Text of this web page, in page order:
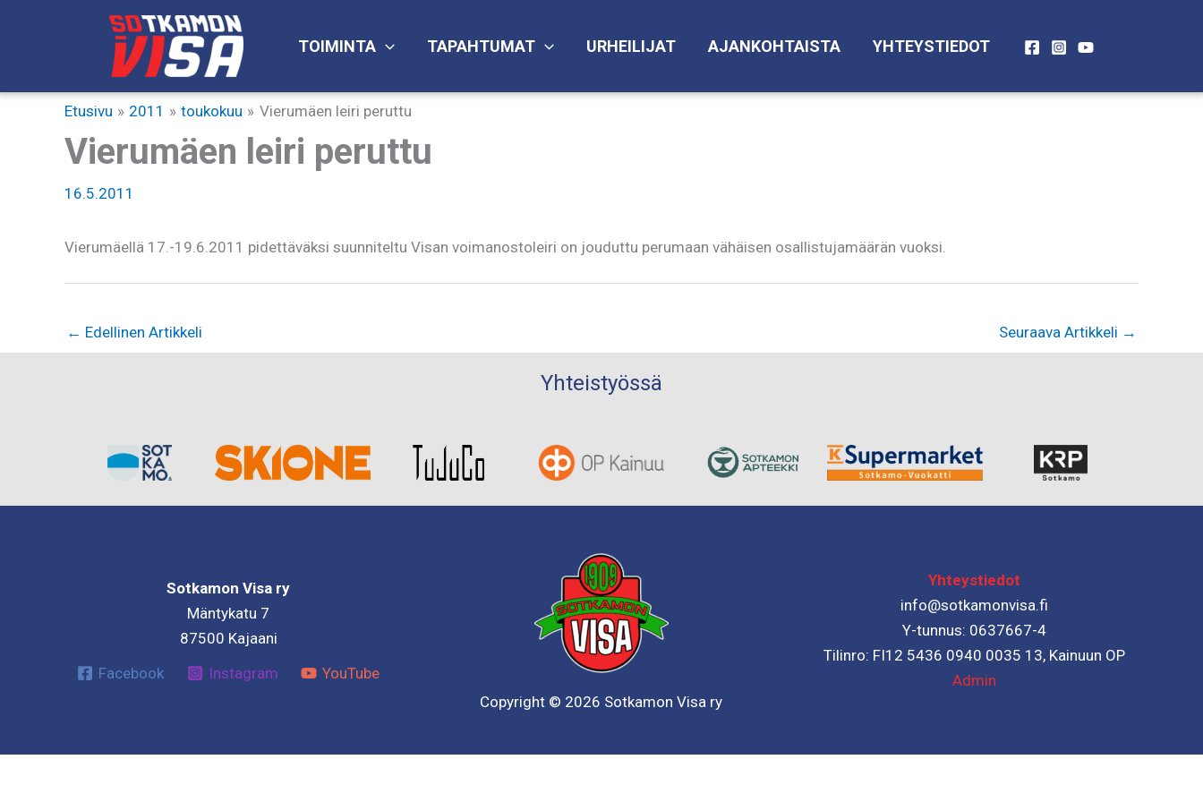
TOIMINTA TAPAHTUMAT URHEILIJAT AJANKOHTAISTA YHTEYSTIEDOT
Etusivu 2011 toukokuu Vierumäen leiri peruttu
Vierumäen leiri peruttu
16.5.2011
Vierumäellä 17.-19.6.2011 pidettäväksi suunniteltu Visan voimanostoleiri on jouduttu perumaan vähäisen osallistujamäärän vuoksi.
← Edellinen Artikkeli Seuraava Artikkeli →
Yhteistyössä
Sotkamon Visa ry
Mäntykatu 7
87500 Kajaani
Facebook
Instagram
YouTube
Copyright © 2026 Sotkamon Visa ry
Yhteystiedot
info@sotkamonvisa.fi
Y-tunnus: 0637667-4
Tilinro: FI12 5436 0940 0035 13, Kainuun OP
Admin